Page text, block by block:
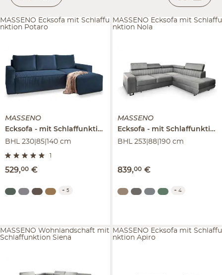
MASSENO
Ecksofa mit Schlaffunktion
Potaro
BHL 230|85|140 cm
1
529,00 €
MASSENO Ecksofa mit Schlaffu
nktion Potaro
+ 5
MASSENO
Ecksofa
mit Schlaffunktion
BHL 253|88|190 cm
839,00 €
MASSENO Ecksofa mit Schlaffu
nktion Nola
+ 4
MASSENO Wohnlandschaft mit
Schlaffunktion Siena
MASSENO Ecksofa mit Schlaffu
nktion Apiro